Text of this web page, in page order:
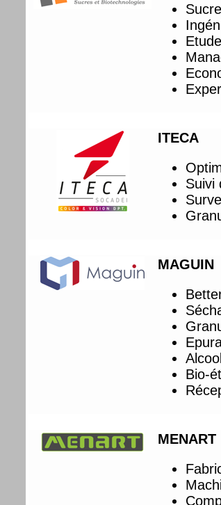
ITECA
Suivi
MAGUIN
Bio-
MENART